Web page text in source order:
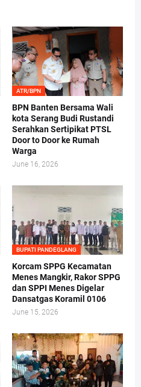
ATR/BPN
BPN Banten Bersama Wali
kota Serang Budi Rustandi
Serahkan Sertipikat PTSL
Door to Door ke Rumah
Warga
June 16, 2026
BUPATI PANDEGLANG
Korcam SPPG Kecamatan
Menes Mangkir, Rakor SPPG
dan SPPI Menes Digelar
Dansatgas Koramil 0106
June 15, 2026